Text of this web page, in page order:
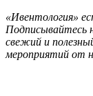
«Ивентология»
Подписывайтесь
свежий и
мероприятий от